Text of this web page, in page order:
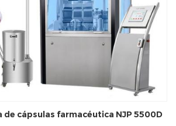
de cápsulas farmacéutica NJP 5500D